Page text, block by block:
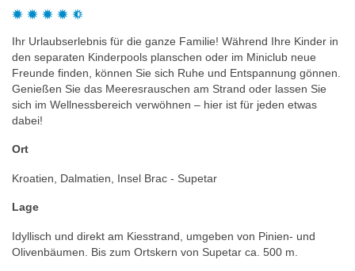
Ihr Urlaubserlebnis für die ganze Familie! Während Ihre Kinder in
den separaten Kinderpools planschen oder im Miniclub neue
Freunde finden, können Sie sich Ruhe und Entspannung gönnen.
Genießen Sie das Meeresrauschen am Strand oder lassen Sie
sich im Wellnessbereich verwöhnen – hier ist für jeden etwas
dabei!
Ort
Kroatien, Dalmatien, Insel Brac - Supetar
Lage
Idyllisch und direkt am Kiesstrand, umgeben von Pinien- und
Olivenbäumen. Bis zum Ortskern von Supetar ca. 500 m.